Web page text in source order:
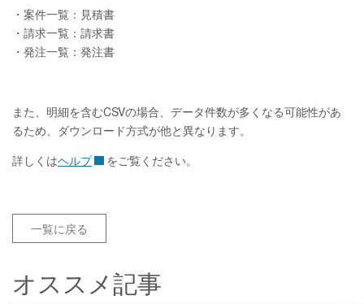
・案件一覧：見積書
・請求一覧：請求書
・発注一覧：発注書
また、明細を含むCSVの場合、データ件数が多くなる可能性があ
るため、ダウンロード方式が他と異なります。
詳しくはヘルプ をご覧ください。
一覧に戻る
オススメ記事